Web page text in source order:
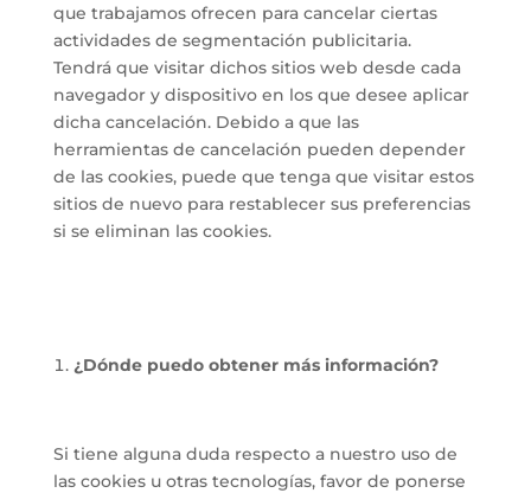
que trabajamos ofrecen para cancelar ciertas
actividades de segmentación publicitaria.
Tendrá que visitar dichos sitios web desde cada
navegador y dispositivo en los que desee aplicar
dicha cancelación. Debido a que las
herramientas de cancelación pueden depender
de las cookies, puede que tenga que visitar estos
sitios de nuevo para restablecer sus preferencias
si se eliminan las cookies.
¿Dónde puedo obtener más información?
Si tiene alguna duda respecto a nuestro uso de
las cookies u otras tecnologías, favor de ponerse